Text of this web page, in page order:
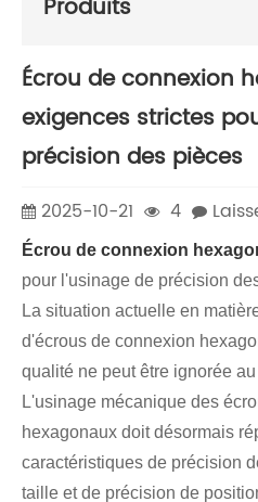
Produits
Écrou de connexion
exigences strictes
précision des pièces
2025-10-21 4
Écrou de connexion
pour l'usinage de précision
La situation actuelle en
d'écrous de connexion
qualité ne peut être ignorée
L'usinage mécanique des
hexagonaux doit désormais
caractéristiques de précision
taille et de précision de